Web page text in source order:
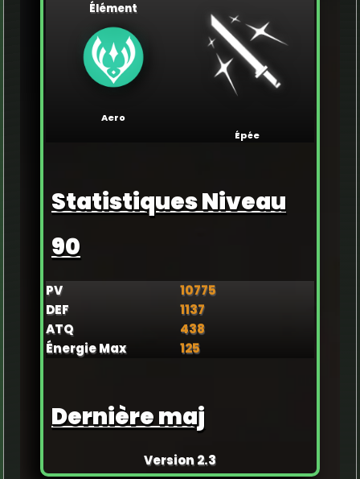
Élément
Aero
Épée
Statistiques Niveau
90
PV
DEF
ATQ
Énergie Max
10775
1137
438
125
Dernière maj
Version 2.3